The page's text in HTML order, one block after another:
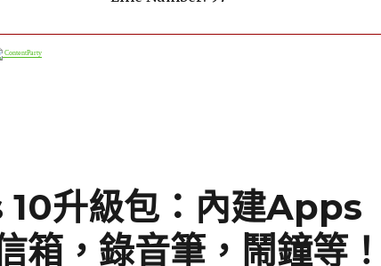
ContentParty
升級包：內建Apps
，錄音筆，鬧鐘等！